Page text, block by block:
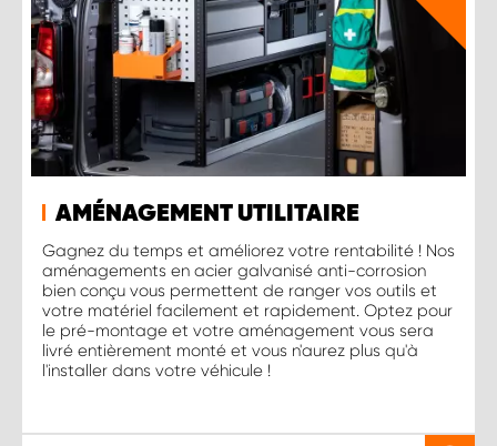
AMÉNAGEMENT UTILITAIRE
Gagnez du temps et améliorez votre rentabilité ! Nos
aménagements en acier galvanisé anti-corrosion
bien conçu vous permettent de ranger vos outils et
votre matériel facilement et rapidement. Optez pour
le pré-montage et votre aménagement vous sera
livré entièrement monté et vous n'aurez plus qu'à
l'installer dans votre véhicule !